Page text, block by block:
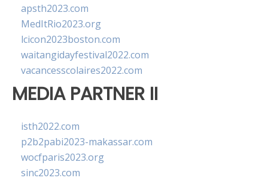
apsth2023.com
MedItRio2023.org
lcicon2023boston.com
waitangidayfestival2022.com
vacancesscolaires2022.com
MEDIA PARTNER II
isth2022.com
p2b2pabi2023-makassar.com
wocfparis2023.org
sinc2023.com